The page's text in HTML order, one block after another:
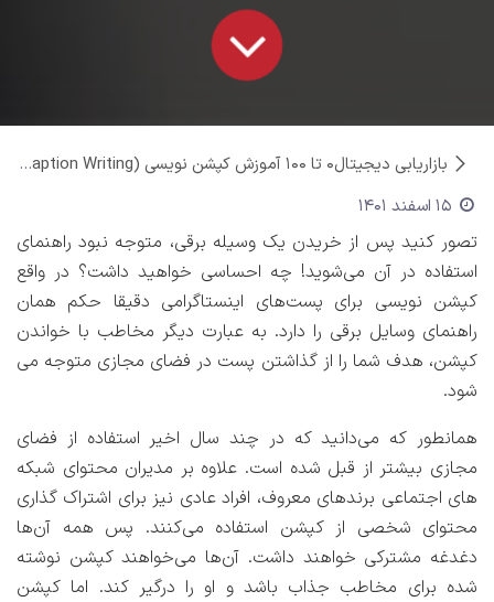
بازاریابی دیجیتال۰ تا ۱۰۰ آموزش کپشن نویسی (Caption Writing) برای افراد تازه کار و حرفه‌‎ای
15 اسفند 1401
تصور کنید پس از خریدن یک وسیله برقی، متوجه نبود راهنمای
استفاده در آن می‌شوید! چه احساسی خواهید داشت؟ در واقع
کپشن نویسی برای پست‌های اینستاگرامی دقیقا حکم همان
راهنمای وسایل برقی را دارد. به عبارت دیگر مخاطب با خواندن
کپشن، هدف شما را از گذاشتن پست در فضای مجازی متوجه می
شود.
همانطور که می‌دانید که در چند سال اخیر استفاده از فضای
مجازی بیشتر از قبل شده است. علاوه بر مدیران محتوای شبکه
های اجتماعی برندهای معروف، افراد عادی نیز برای اشتراک گذاری
محتوای شخصی از کپشن استفاده می‌کنند. پس همه آن‌ها
دغدغه مشترکی خواهند داشت. آن‌ها می‌خواهند کپشن نوشته
شده برای مخاطب جذاب باشد و او را درگیر کند. اما کپشن